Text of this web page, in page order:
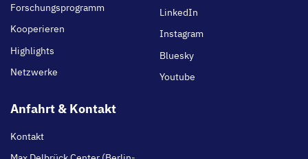
Forschungsprogramm
Kooperieren
Highlights
Netzwerke
LinkedIn
Instagram
Bluesky
Youtube
Anfahrt & Kontakt
Kontakt